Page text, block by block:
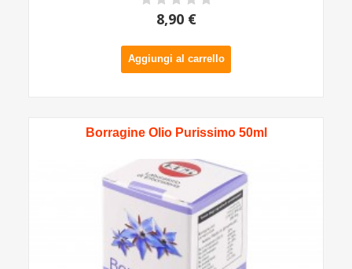
8,90 €
Aggiungi al carrello
Borragine Olio Purissimo 50ml